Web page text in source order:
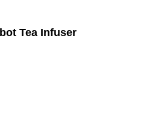
Tea Infuser